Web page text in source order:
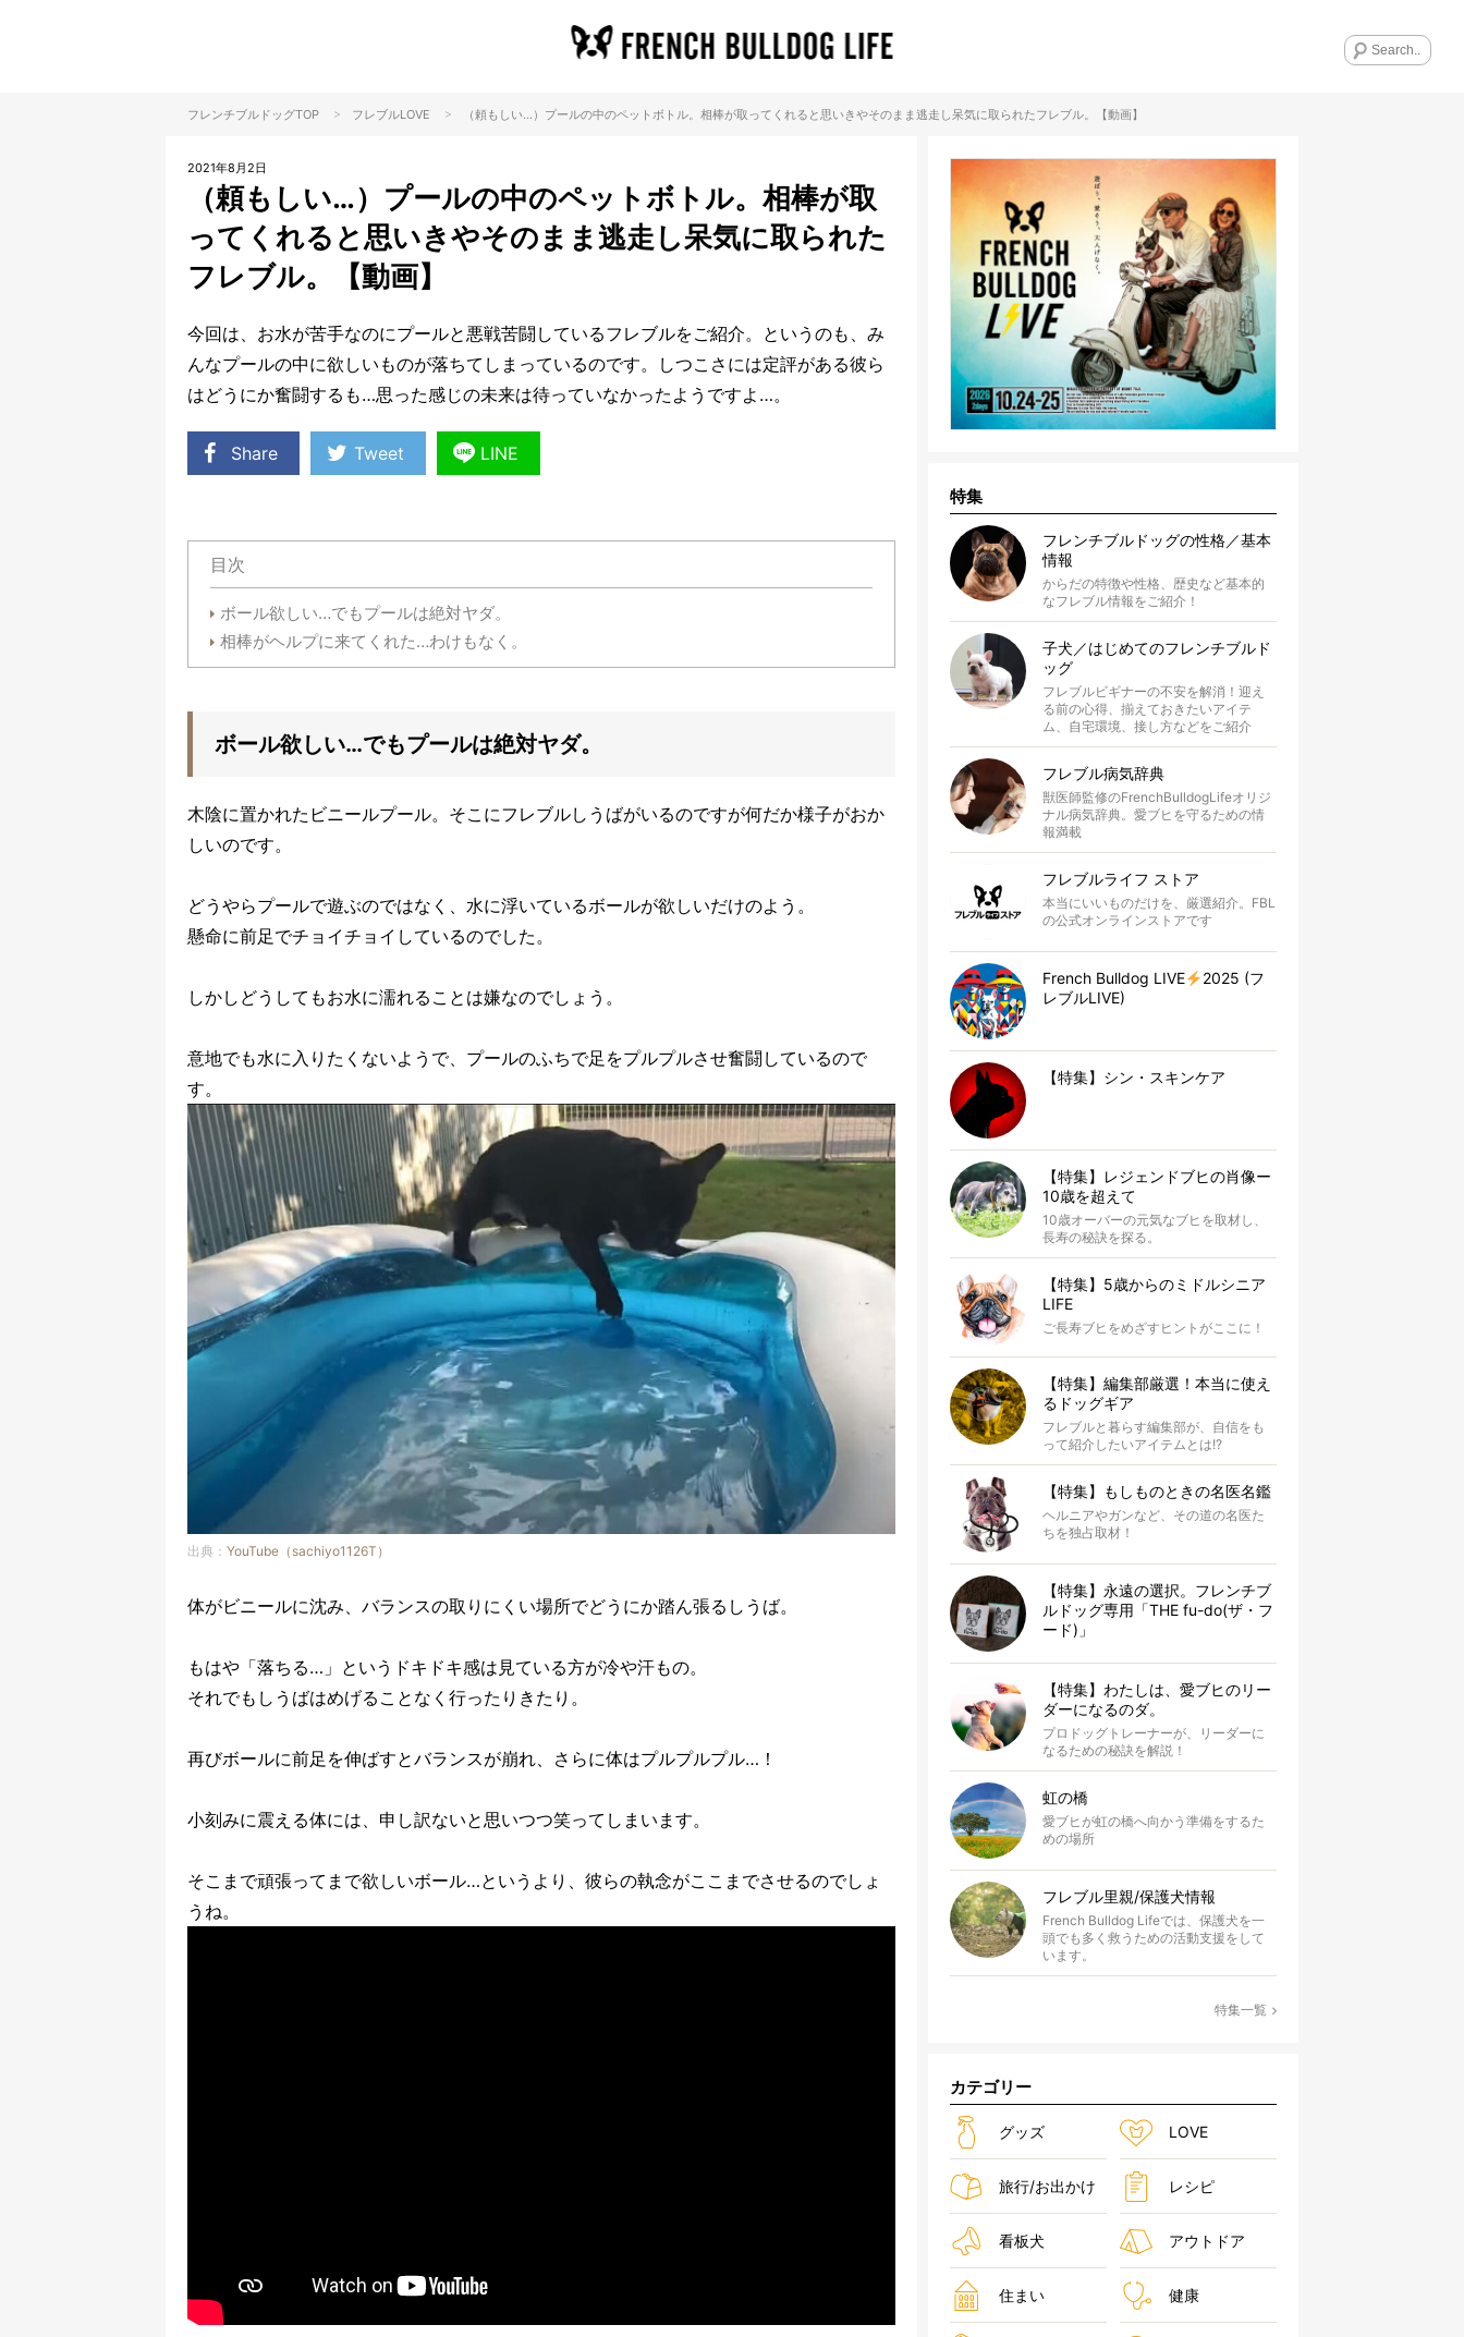
フレンチブルドッグTOP > フレブルLOVE > （頼もしい…）プールの中のペットボトル。相棒が取ってくれると思いきやそのまま逃走し呆気に取られたフレブル。【動画】
2021年8月2日
（頼もしい…）プールの中のペットボトル。相棒が取
ってくれると思いきやそのまま逃走し呆気に取られた
フレブル。【動画】
今回は、お水が苦手なのにプールと悪戦苦闘しているフレブルをご紹介。というのも、み
んなプールの中に欲しいものが落ちてしまっているのです。しつこさには定評がある彼ら
はどうにか奮闘するも…思った感じの未来は待っていなかったようですよ…。
Share Tweet LINE
目次
ボール欲しい…でもプールは絶対ヤダ。
相棒がヘルプに来てくれた…わけもなく。
ボール欲しい…でもプールは絶対ヤダ。
木陰に置かれたビニールプール。そこにフレブルしうばがいるのですが何だか様子がおか
しいのです。
どうやらプールで遊ぶのではなく、水に浮いているボールが欲しいだけのよう。
懸命に前足でチョイチョイしているのでした。
しかしどうしてもお水に濡れることは嫌なのでしょう。
意地でも水に入りたくないようで、プールのふちで足をプルプルさせ奮闘しているので
す。
出典： YouTube（sachiyo1126T）
体がビニールに沈み、バランスの取りにくい場所でどうにか踏ん張るしうば。
もはや「落ちる…」というドキドキ感は見ている方が冷や汗もの。
それでもしうばはめげることなく行ったりきたり。
再びボールに前足を伸ばすとバランスが崩れ、さらに体はプルプルプル…！
小刻みに震える体には、申し訳ないと思いつつ笑ってしまいます。
そこまで頑張ってまで欲しいボール…というより、彼らの執念がここまでさせるのでしょ
うね。
特集
フレンチブルドッグの性格／基本
情報
からだの特徴や性格、歴史など基本的
なフレブル情報をご紹介！
子犬／はじめてのフレンチブルド
ッグ
フレブルビギナーの不安を解消！迎え
る前の心得、揃えておきたいアイテ
ム、自宅環境、接し方などをご紹介
フレブル病気辞典
獣医師監修のFrenchBulldogLifeオリジ
ナル病気辞典。愛ブヒを守るための情
報満載
フレブルライフ ストア
本当にいいものだけを、厳選紹介。FBL
の公式オンラインストアです
French Bulldog LIVE
2025 (フ
レブルLIVE)
【特集】シン・スキンケア
【特集】レジェンドブヒの肖像ー
10歳を超えて
10歳オーバーの元気なブヒを取材し、
長寿の秘訣を探る。
【特集】5歳からのミドルシニア
LIFE
ご長寿ブヒをめざすヒントがここに！
【特集】編集部厳選！本当に使え
るドッグギア
フレブルと暮らす編集部が、自信をも
って紹介したいアイテムとは!?
【特集】もしものときの名医名鑑
ヘルニアやガンなど、その道の名医た
ちを独占取材！
【特集】永遠の選択。フレンチブ
ルドッグ専用「THE fu-do(ザ・フ
ード)」
【特集】わたしは、愛ブヒのリー
ダーになるのダ。
プロドッグトレーナーが、リーダーに
なるための秘訣を解説！
虹の橋
愛ブヒが虹の橋へ向かう準備をするた
めの場所
フレブル里親/保護犬情報
French Bulldog Lifeでは、保護犬を一
頭でも多く救うための活動支援をして
います。
特集一覧
カテゴリー
グッズ LOVE
旅行/お出かけ レシピ
看板犬 アウトドア
住まい 健康